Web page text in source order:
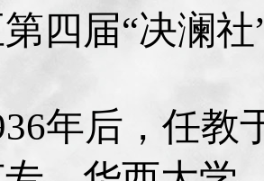
第四届“决澜
年后，任教